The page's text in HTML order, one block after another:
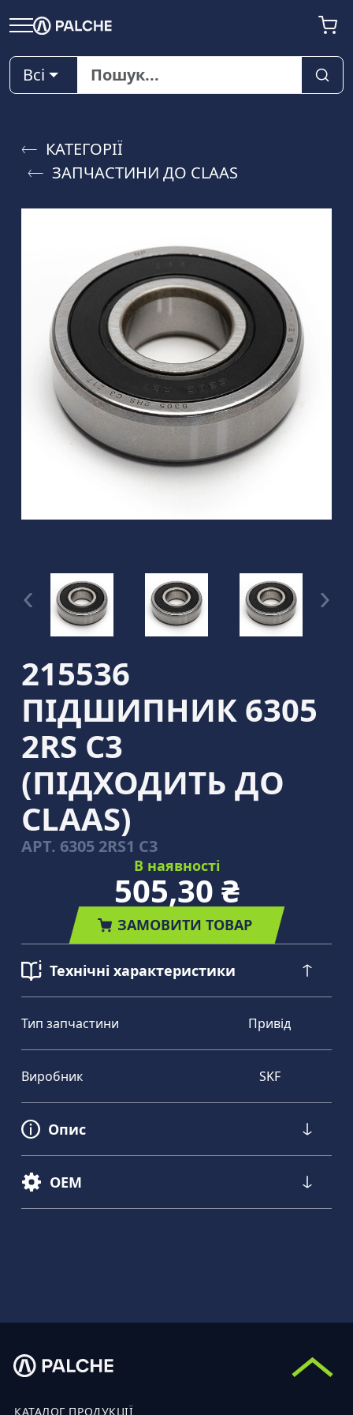
Всі
КАТЕГОРІЇ
ЗАПЧАСТИНИ ДО CLAAS
215536
ПІДШИПНИК 6305
2RS C3
(ПІДХОДИТЬ ДО
CLAAS)
АРТ. 6305 2RS1 C3
В наявності
505,30 ₴
ЗАМОВИТИ ТОВАР
Технічні характеристики
Тип запчастини Привід
Виробник SKF
Опис
OEM
КАТАЛОГ ПРОДУКЦІЇ